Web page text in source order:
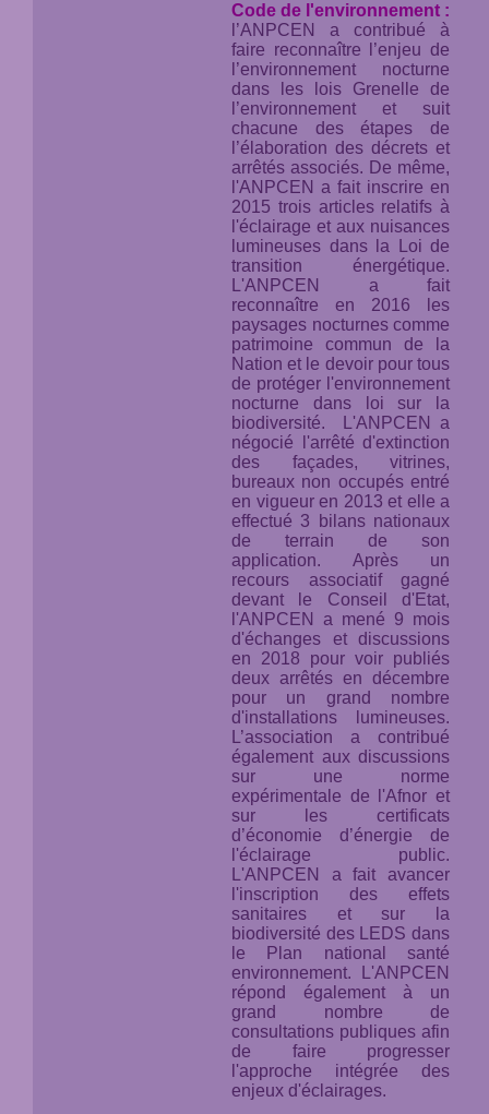
Code de l'environnement :
l’ANPCEN a contribué à
faire reconnaître l’enjeu de
l’environnement nocturne
dans les lois Grenelle de
l’environnement et suit
chacune des étapes de
l’élaboration des décrets et
arrêtés associés. De même,
l'ANPCEN a fait inscrire en
2015 trois articles relatifs à
l'éclairage et aux nuisances
lumineuses dans la Loi de
transition énergétique.
L'ANPCEN a fait
reconnaître en 2016 les
paysages nocturnes comme
patrimoine commun de la
Nation et le devoir pour tous
de protéger l'environnement
nocturne dans loi sur la
biodiversité.
L'ANPCEN a
négocié l'arrêté d'extinction
des façades, vitrines,
bureaux non occupés entré
en vigueur en 2013 et elle a
effectué 3 bilans nationaux
de terrain de son
application. Après un
recours associatif gagné
devant le Conseil d'Etat,
l'ANPCEN a mené 9 mois
d'échanges et discussions
en 2018 pour voir publiés
deux arrêtés en décembre
pour un grand nombre
d'installations lumineuses.
L’association a contribué
également aux discussions
sur une norme
expérimentale de l'Afnor et
sur les certificats
d’économie d’énergie de
l'éclairage public.
L'ANPCEN a fait avancer
l'inscription des effets
sanitaires et sur la
biodiversité des LEDS dans
le Plan national santé
environnement. L'ANPCEN
répond également à un
grand nombre de
consultations publiques afin
de faire progresser
l'approche intégrée des
enjeux d'éclairages.